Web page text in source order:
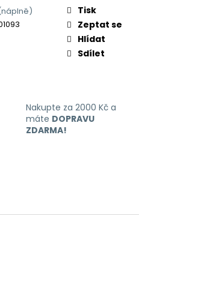
Tisk
Zeptat se
Hlídat
Sdílet
Nakupte za 2000 Kč a
máte DOPRAVU
ZDARMA!